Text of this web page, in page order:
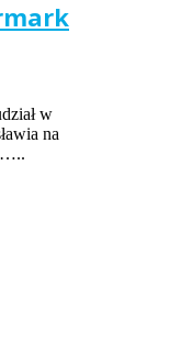
w
na